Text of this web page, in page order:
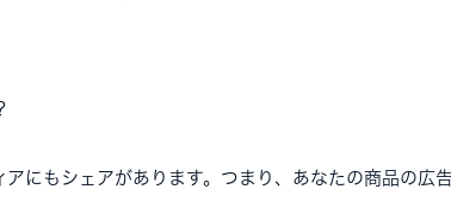
アにもシェアがあります。つまり、あなたの商品の広